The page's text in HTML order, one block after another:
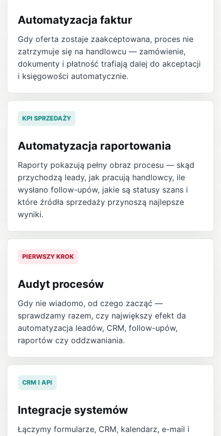
Automatyzacja faktur
Gdy oferta zostaje zaakceptowana, proces nie
zatrzymuje się na handlowcu — zamówienie,
dokumenty i płatność trafiają dalej do akceptacji
i księgowości automatycznie.
KPI SPRZEDAŻY
Automatyzacja raportowania
Raporty pokazują pełny obraz procesu — skąd
przychodzą leady, jak pracują handlowcy, ile
wysłano follow-upów, jakie są statusy szans i
które źródła sprzedaży przynoszą najlepsze
wyniki.
PIERWSZY KROK
Audyt procesów
Gdy nie wiadomo, od czego zacząć —
sprawdzamy razem, czy największy efekt da
automatyzacja leadów, CRM, follow-upów,
raportów czy oddzwaniania.
CRM I API
Integracje systemów
Łączymy formularze, CRM, kalendarz, e-mail i